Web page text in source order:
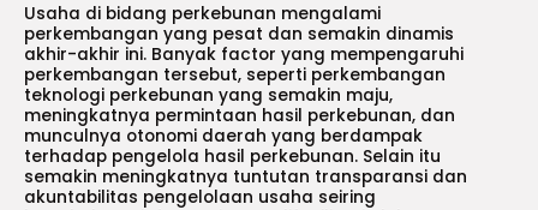
Usaha di bidang perkebunan mengalami
perkembangan yang pesat dan semakin dinamis
akhir-akhir ini. Banyak factor yang mempengaruhi
perkembangan tersebut, seperti perkembangan
teknologi perkebunan yang semakin maju,
meningkatnya permintaan hasil perkebunan, dan
munculnya otonomi daerah yang berdampak
terhadap pengelola hasil perkebunan. Selain itu
semakin meningkatnya tuntutan transparansi dan
akuntabilitas pengelolaan usaha seiring